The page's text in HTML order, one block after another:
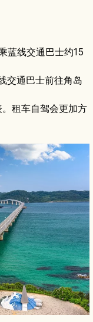
蓝线交通巴士约15
交通巴士前往角岛
租车自驾会更加方